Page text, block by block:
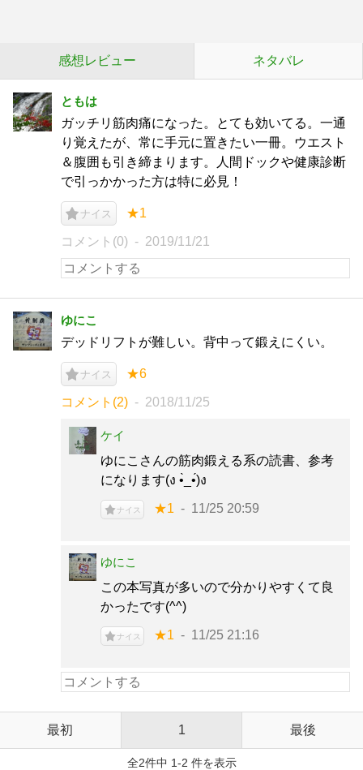
感想レビュー ネタバレ
ともは
ガッチリ筋肉痛になった。とても効いてる。一通
り覚えたが、常に手元に置きたい一冊。ウエスト
＆腹囲も引き締まります。人間ドックや健康診断
で引っかかった方は特に必見！
ナイス ★1
コメント(0) 2019/11/21
ゆにこ
デッドリフトが難しい。背中って鍛えにくい。
ナイス ★6
コメント(2) 2018/11/25
ケイ
ゆにこさんの筋肉鍛える系の読書、参考
になります(ง •̀_•́)ง
ナイス ★1 11/25 20:59
ゆにこ
この本写真が多いので分かりやすくて良
かったです(^^)
ナイス ★1 11/25 21:16
最初 1 最後
全2件中 1-2 件を表示